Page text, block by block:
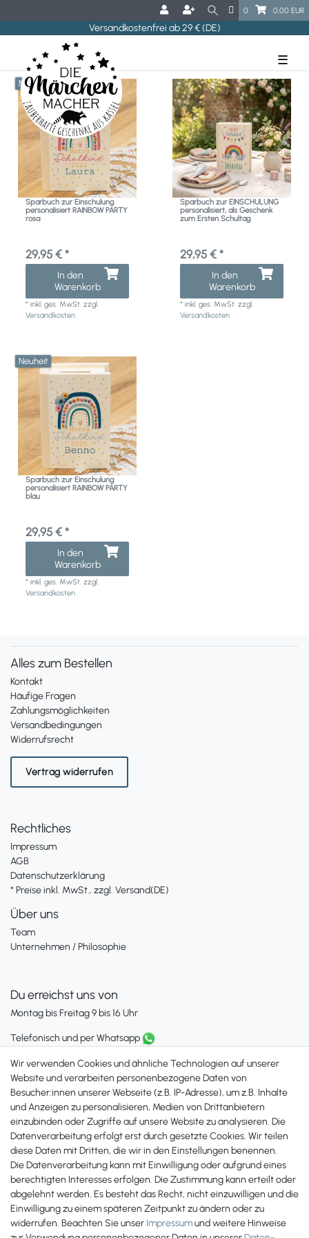
0 0,00 EUR
Versandkostenfrei ab 29 € (DE)
☰
Neuheit
Sparbuch zur Einschulung
personalisiert RAINBOW PARTY
rosa
29,95 € *
In den
Warenkorb
*inkl. ges. MwSt. zzgl.
Versandkosten
Sparbuch zur EINSCHULUNG
personalisiert, als Geschenk
zum Ersten Schultag
29,95 € *
In den
Warenkorb
*inkl. ges. MwSt. zzgl.
Versandkosten
Neuheit
Sparbuch zur Einschulung
personalisiert RAINBOW PARTY
blau
29,95 € *
In den
Warenkorb
*inkl. ges. MwSt. zzgl.
Versandkosten
Alles zum Bestellen
Kontakt
Häufige Fragen
Zahlungsmöglichkeiten
Versandbedingungen
Widerrufsrecht
Vertrag widerrufen
Rechtliches
Impressum
AGB
Datenschutzerklärung
* Preise inkl. MwSt., zzgl. Versand(DE)
Über uns
Team
Unternehmen / Philosophie
Du erreichst uns von
Montag bis Freitag 9 bis 16 Uhr
Telefonisch und per Whatsapp
+49 561 287 907 84
Zahlungsmöglichkeiten
Wir verwenden Cookies und ähnliche Technologien auf unserer
Website und verarbeiten personenbezogene Daten von
Besucher:innen unserer Webseite (z.B. IP-Adresse), um z.B. Inhalte
und Anzeigen zu personalisieren, Medien von Drittanbietern
einzubinden oder Zugriffe auf unsere Website zu analysieren. Die
Datenverarbeitung erfolgt erst durch gesetzte Cookies. Wir teilen
diese Daten mit Dritten, die wir in den Einstellungen benennen.
Die Datenverarbeitung kann mit Einwilligung oder aufgrund eines
berechtigten Interesses erfolgen. Die Zustimmung kann erteilt oder
abgelehnt werden. Es besteht das Recht, nicht einzuwilligen und die
Einwilligung zu einem späteren Zeitpunkt zu ändern oder zu
widerrufen. Beachten Sie unser Impressumund weitere Hinweise